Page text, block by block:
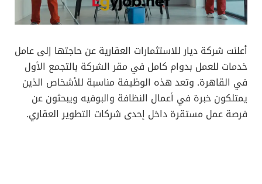
أعلنت شركة ديار للاستثمارات العقارية عن حاجتها إلى عامل
خدمات للعمل بدوام كامل في مقر الشركة بالتجمع الأول
في القاهرة. وتعد هذه الوظيفة مناسبة للأشخاص الذين
يمتلكون خبرة في أعمال النظافة والبوفيه ويبحثون عن
فرصة عمل مستقرة داخل إحدى شركات التطوير العقاري.